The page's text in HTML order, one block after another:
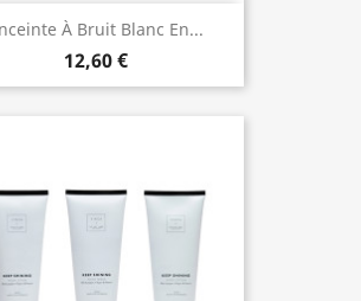
À Bruit Blanc En...
12,60 €